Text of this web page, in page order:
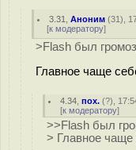
3.31 ,Аноним (31),
[к модератору]
>Flash был
Главное чаще
4.34 ,пох. (?),
[к модератору]
>>Flash был
> Главное чаще